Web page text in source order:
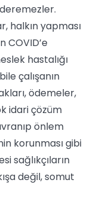
halkın yapması
COVID’e
hastalığı
çalışanın
ödemeler,
idari çözüm
önlem
korunması gibi
sağlıkçıların
değil, somut